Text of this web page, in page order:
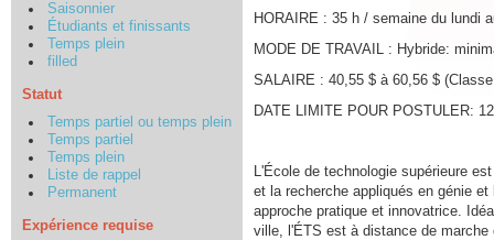
Saisonnier
Étudiants et finissants
Temps plein
filled
Statut
Temps partiel ou temps plein
Temps partiel
Temps plein
Liste de rappel
Permanent
Expérience requise
HORAIRE : 35 h / semaine du lundi
MODE DE TRAVAIL : Hybride:
SALAIRE : 40,55 $ à 60,56 $
DATE LIMITE POUR POSTULER:
L'École de technologie supérieure
et la recherche appliqués en génie
approche pratique et innovatrice.
ville, l'ÉTS est à distance de